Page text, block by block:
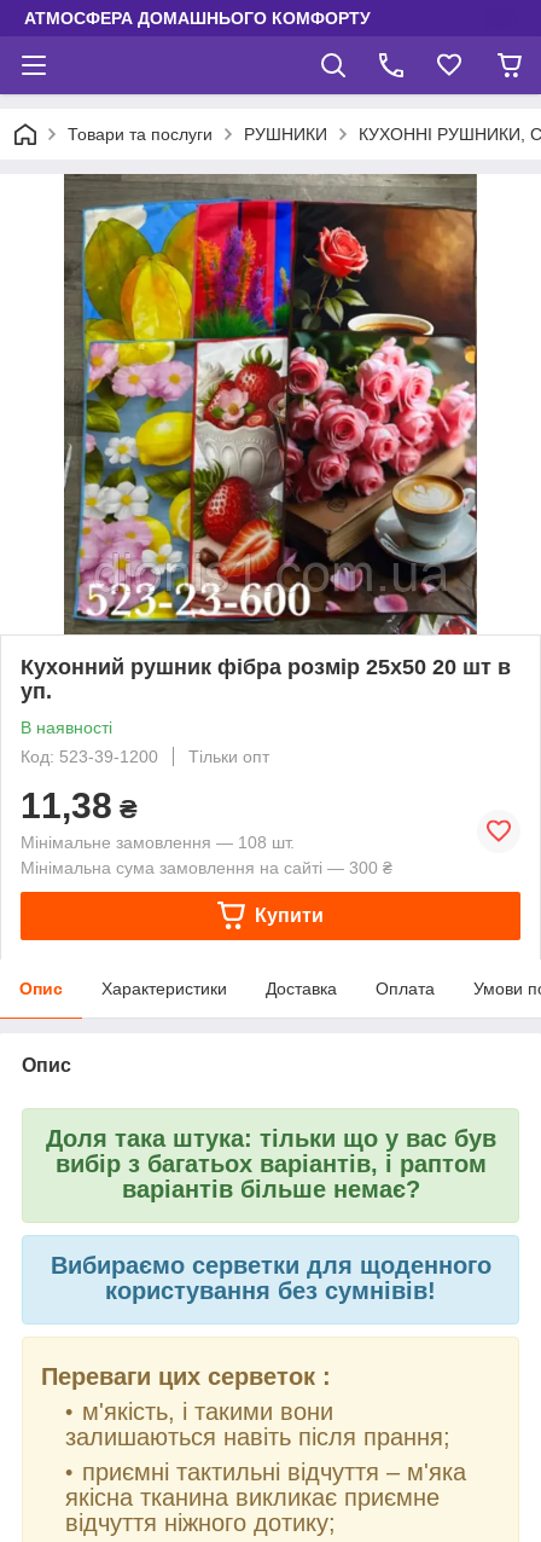
АТМОСФЕРА ДОМАШНЬОГО КОМФОРТУ
Товари та послуги РУШНИКИ КУХОННІ РУШНИКИ,
Кухонний рушник фібра розмір 25х50 20 шт в
уп.
В наявності
Код: 523-39-1200
Тільки опт
11,38 ₴
Мінімальне замовлення — 108 шт.
Мінімальна сума замовлення на сайті — 300 ₴
Купити
Опис Характеристики Доставка Оплата Умови
Опис
Доля така штука: тільки що у вас був
вибір з багатьох варіантів, і раптом
варіантів більше немає?
Вибираємо серветки для щоденного
користування без сумнівів!
Переваги цих серветок :
м'якість, і такими вони
залишаються навіть після прання;
приємні тактильні відчуття – м'яка
якісна тканина викликає приємне
відчуття ніжного дотику;